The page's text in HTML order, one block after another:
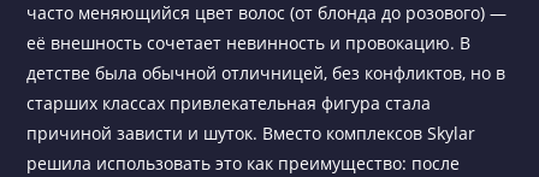
часто меняющийся цвет волос (от блонда до розового) —
её внешность сочетает невинность и провокацию. В
детстве была обычной отличницей, без конфликтов, но в
старших классах привлекательная фигура стала
причиной зависти и шуток. Вместо комплексов Skylar
решила использовать это как преимущество: после